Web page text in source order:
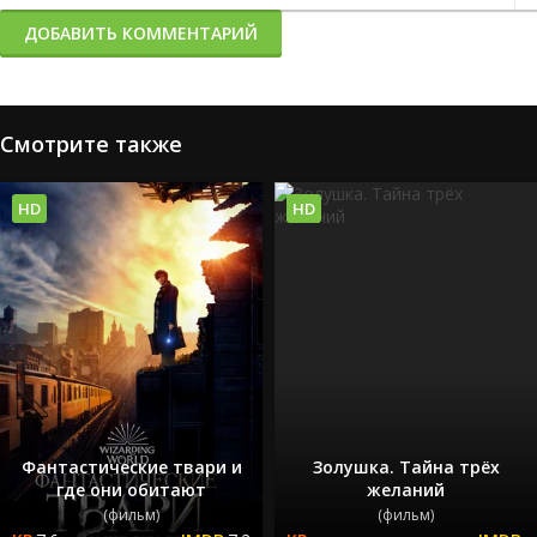
ДОБАВИТЬ КОММЕНТАРИЙ
Смотрите также
Фантастические твари и
где они обитают
(фильм)
HD
Золушка. Тайна трёх
желаний
(фильм)
HD